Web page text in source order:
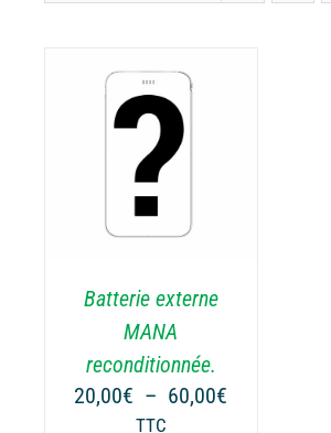
Batterie externe
MANA
reconditionnée.
20,00€ – 60,00€
TTC